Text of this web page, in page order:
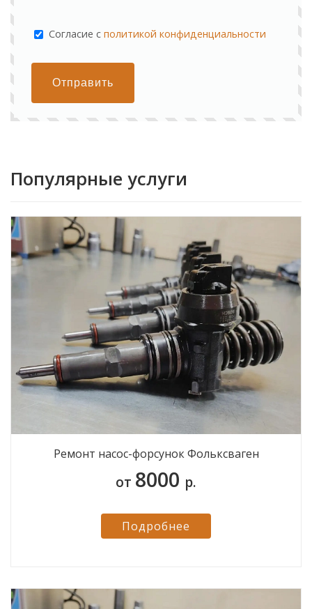
Cогласие сполитикой конфиденциальности
Отправить
Популярные услуги
Ремонт насос-форсунок Фольксваген
от 8000 р.
Подробнее